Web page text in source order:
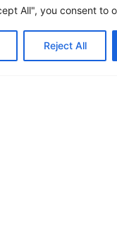
All", you consent to
Reject All